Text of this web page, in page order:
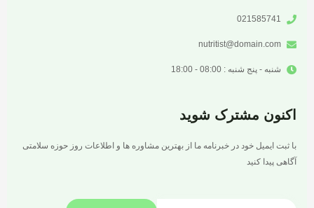
021585741
nutritist@domain.com
شنبه - پنج شنبه : 08:00 - 18:00
اکنون مشترک شوید
با ثبت ایمیل خود در خبرنامه ما از بهترین مشاوره ها و اطلاعات روز حوزه سلامتی
آگاهی پیدا کنید